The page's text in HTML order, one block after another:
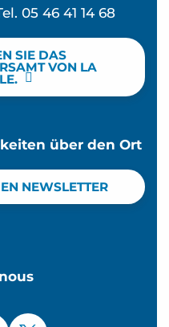
05 46 41 14 68
SIE DAS
VON LA
über den Ort
NEWSLETTER